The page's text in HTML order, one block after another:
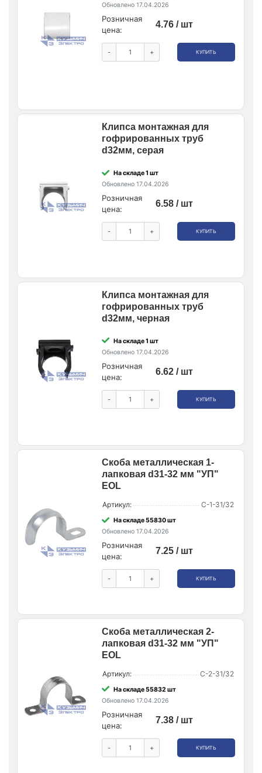
Обновлено 17.04.2026
Розничная
цена:
4.76 / шт
- + КУПИТЬ
Клипса монтажная для
гофрированных труб
d32мм, серая
На складе 1 шт
Обновлено 17.04.2026
Розничная
цена:
6.58 / шт
- + КУПИТЬ
Клипса монтажная для
гофрированных труб
d32мм, черная
На складе 1 шт
Обновлено 17.04.2026
Розничная
цена:
6.62 / шт
- + КУПИТЬ
Скоба металлическая 1-
лапковая d31-32 мм "УП"
EOL
Артикул: С-1-31/32
На складе 55830 шт
Обновлено 17.04.2026
Розничная
цена:
7.25 / шт
- + КУПИТЬ
Скоба металлическая 2-
лапковая d31-32 мм "УП"
EOL
Артикул: С-2-31/32
На складе 55832 шт
Обновлено 17.04.2026
Розничная
цена:
7.38 / шт
- + КУПИТЬ